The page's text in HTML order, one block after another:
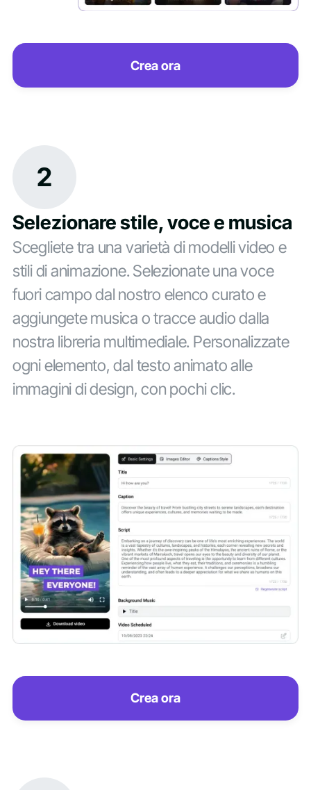
Crea ora
2
Selezionare stile, voce e musica
Scegliete tra una varietà di modelli video e
stili di animazione. Selezionate una voce
fuori campo dal nostro elenco curato e
aggiungete musica o tracce audio dalla
nostra libreria multimediale. Personalizzate
ogni elemento, dal testo animato alle
immagini di design, con pochi clic.
Crea ora